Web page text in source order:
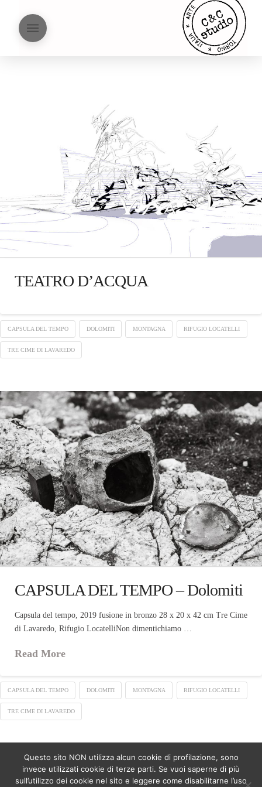
TEATRO D’ACQUA
CAPSULA DEL TEMPO DOLOMITI MONTAGNA RIFUGIO LOCATELLI
TRE CIME DI LAVAREDO
CAPSULA DEL TEMPO – Dolomiti
Capsula del tempo, 2019 fusione in bronzo 28 x 20 x 42 cm Tre Cime
di Lavaredo, Rifugio LocatelliNon dimentichiamo …
Read More
CAPSULA DEL TEMPO DOLOMITI MONTAGNA RIFUGIO LOCATELLI
TRE CIME DI LAVAREDO
ASSIGN A MENU
Questo sito NON utilizza alcun cookie di profilazione, sono
invece utilizzati cookie di terze parti. Se vuoi saperne di più
sull’utilizzo dei cookie nel sito e leggere come disabilitarne l’uso